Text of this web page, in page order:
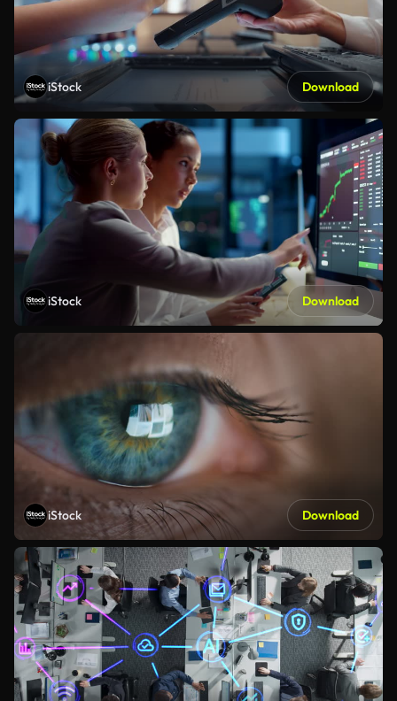
iStock Download
iStock Download
iStock Download